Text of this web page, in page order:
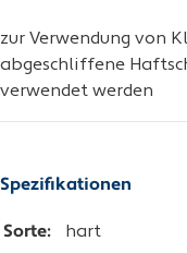
zur Verwendung von
abgeschliffene
verwendet werden
Spezifikationen
Sorte:
hart